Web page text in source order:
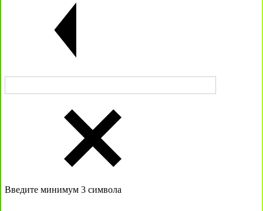
Введите минимум 3 символа